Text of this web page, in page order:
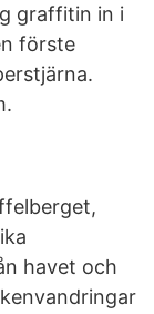
graffitin in i
förste
havet och